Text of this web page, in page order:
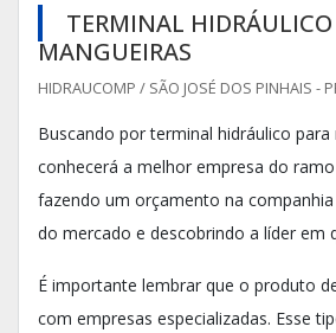
TERMINAL
MANGUEIRAS
HIDRAUCOMP / SÃO JOSÉ DOS PINHAIS -
Buscando por terminal hidráulico para
conhecerá a melhor empresa do
fazendo um orçamento na
do mercado e descobrindo a líder em
É importante lembrar que o produto
com empresas especializadas. Esse